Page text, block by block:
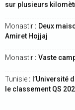
sur plusieurs
Monastir : Deux
Amiret Hojjaj
Monastir : Vaste
Tunisie : l’Université
le classement QS